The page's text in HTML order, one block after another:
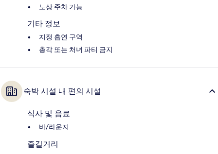
노상 주차 가능
기타 정보
지정 흡연 구역
총각 또는 처녀 파티 금지
숙박 시설 내 편의 시설
식사 및 음료
바/라운지
즐길거리